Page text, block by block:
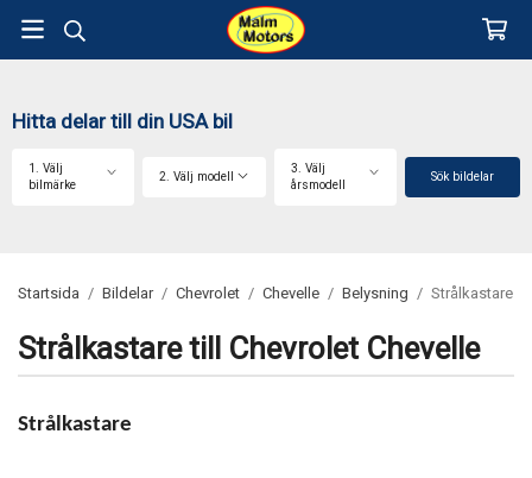
Hitta delar till din USA bil
1. Välj
bilmärke
2. Välj modell
3. Välj
årsmodell
Sök bildelar
Startsida / Bildelar / Chevrolet / Chevelle / Belysning / Strålkastare
Strålkastare till Chevrolet Chevelle
Strålkastare